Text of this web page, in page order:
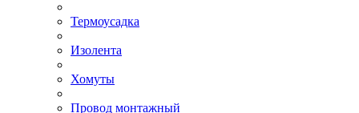
Термоусадка
Изолента
Хомуты
Провод монтажный